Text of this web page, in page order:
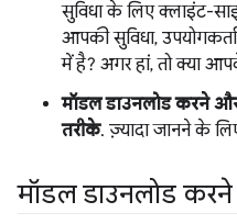
सुविधा के लिए क्लाइंट-
आपकी सुविधा,
में है? अगर हां, तो क्या
मॉडल डाउनलोड करने
तरीके. ज़्यादा जानने के
मॉडल डाउनलोड